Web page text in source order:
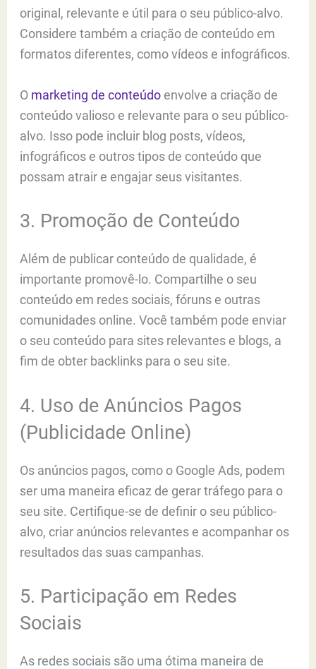
original, relevante e útil para o seu público-alvo.
Considere também a criação de conteúdo em
formatos diferentes, como vídeos e infográficos.
O marketing de conteúdo envolve a criação de
conteúdo valioso e relevante para o seu público-
alvo. Isso pode incluir blog posts, vídeos,
infográficos e outros tipos de conteúdo que
possam atrair e engajar seus visitantes.
3. Promoção de Conteúdo
Além de publicar conteúdo de qualidade, é
importante promovê-lo. Compartilhe o seu
conteúdo em redes sociais, fóruns e outras
comunidades online. Você também pode enviar
o seu conteúdo para sites relevantes e blogs, a
fim de obter backlinks para o seu site.
4. Uso de Anúncios Pagos
(Publicidade Online)
Os anúncios pagos, como o Google Ads, podem
ser uma maneira eficaz de gerar tráfego para o
seu site. Certifique-se de definir o seu público-
alvo, criar anúncios relevantes e acompanhar os
resultados das suas campanhas.
5. Participação em Redes
Sociais
As redes sociais são uma ótima maneira de